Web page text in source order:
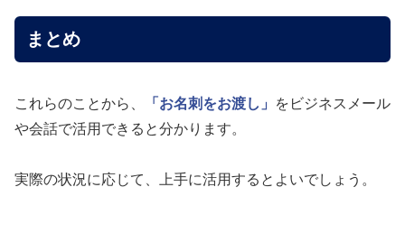
まとめ
これらのことから、 「お名刺をお渡し」
をビジネスメール
や会話で活用できると分かります。
実際の状況に応じて、上手に活用するとよいでしょう。